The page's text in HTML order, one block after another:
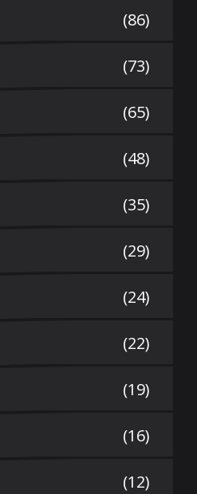
(86)
(73)
(65)
(48)
(35)
(29)
(24)
(22)
(19)
(16)
(12)